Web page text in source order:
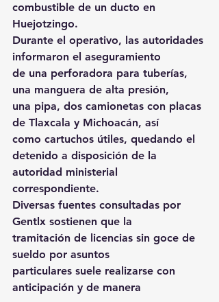
combustible de un ducto en
Huejotzingo.
Durante el operativo, las autoridades
informaron el aseguramiento
de una perforadora para tuberías,
una manguera de alta presión,
una pipa, dos camionetas con placas
de Tlaxcala y Michoacán, así
como cartuchos útiles, quedando el
detenido a disposición de la
autoridad ministerial
correspondiente.
Diversas fuentes consultadas por
Gentlx sostienen que la
tramitación de licencias sin goce de
sueldo por asuntos
particulares suele realizarse con
anticipación y de manera